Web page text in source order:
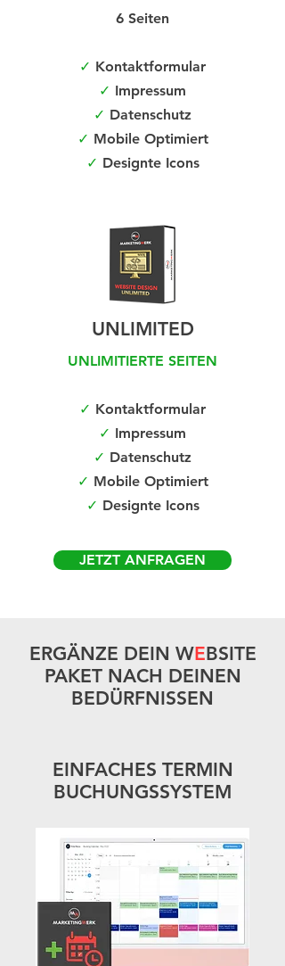
6 Seiten
✓ Kontaktformular
✓ Impressum
✓ Datenschutz
✓ Mobile Optimiert
✓ Designte Icons
UNLIMITED
UNLIMITIERTE SEITEN
✓ Kontaktformular
✓ Impressum
✓ Datenschutz
✓ Mobile Optimiert
✓ Designte Icons
JETZT ANFRAGEN
ERGÄNZE DEIN WEBSITE
PAKET NACH DEINEN
BEDÜRFNISSEN
EINFACHES TERMIN
BUCHUNGSSYSTEM